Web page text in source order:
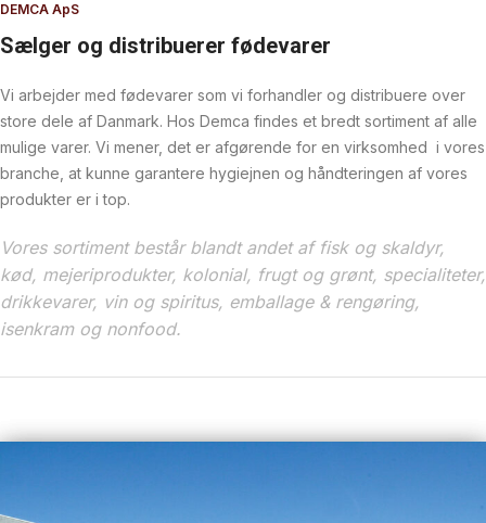
DEMCA ApS
Sælger og distribuerer fødevarer
Vi arbejder med fødevarer som vi forhandler og distribuere over
store dele af Danmark. Hos Demca findes et bredt sortiment af alle
mulige varer. Vi mener, det er afgørende for en virksomhed i vores
branche, at kunne garantere hygiejnen og håndteringen af vores
produkter er i top.
Vores sortiment består blandt andet af fisk og skaldyr,
kød, mejeriprodukter, kolonial, frugt og grønt, specialiteter,
drikkevarer, vin og spiritus, emballage & rengøring,
isenkram og nonfood.